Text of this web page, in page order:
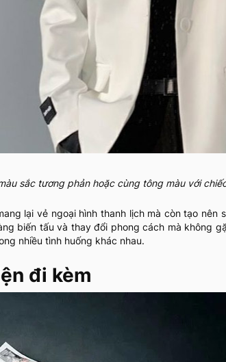
sắc tương phản hoặc cùng tông màu với
lại vẻ ngoại hình thanh lịch mà còn tạo nên
biến tấu và thay đổi phong cách mà không
nhiều tình huống khác nhau.
đi kèm